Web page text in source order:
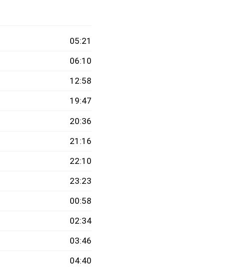
05:21
06:10
12:58
19:47
20:36
21:16
22:10
23:23
00:58
02:34
03:46
04:40